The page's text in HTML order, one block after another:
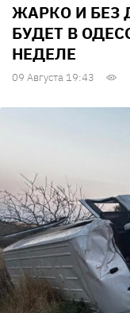
ЖАРКО И БЕЗ
БУДЕТ В
НЕДЕЛЕ
09 Августа 19:43